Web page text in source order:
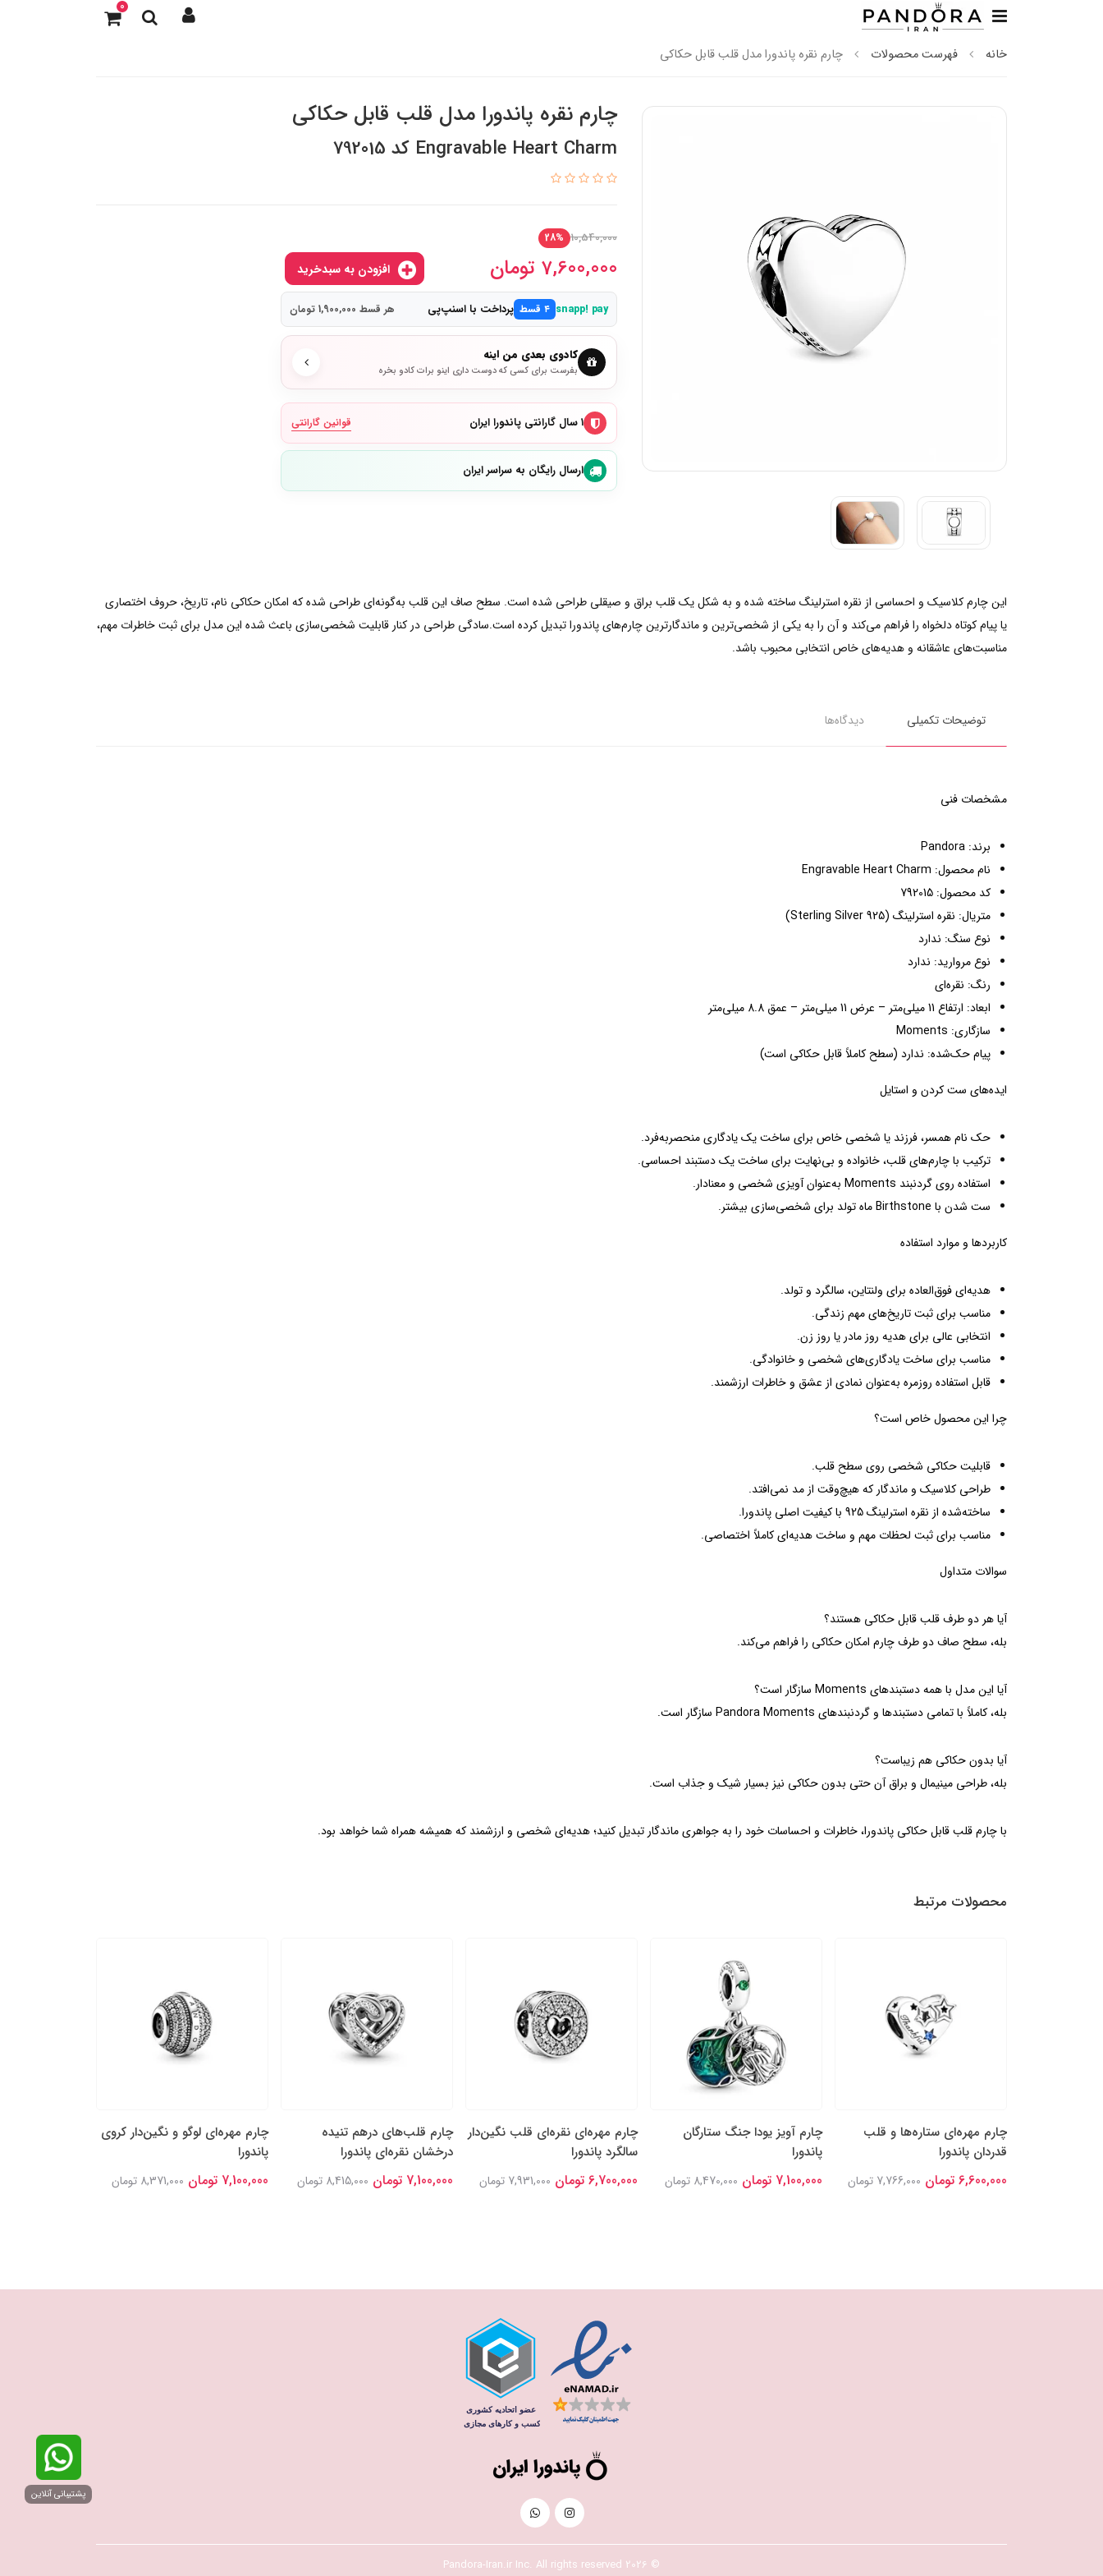
0
خانه فهرست محصولات چارم نقره پاندورا مدل قلب قابل حکاکی
چارم نقره پاندورا مدل قلب قابل حکاکی
Engravable Heart Charm کد 792015
10,540,000
28%
7,600,000 تومان
snapp! pay ۴ قسط پرداخت با اسنپ‌پی هر قسط 1,900,000 تومان
کادوی بعدی من اینه
بفرست برای کسی که دوست داری اینو برات کادو بخره
۱ سال گارانتی پاندورا ایران قوانین گارانتی
ارسال رایگان به سراسر ایران
این چارم کلاسیک و احساسی از نقره استرلینگ ساخته شده و به شکل یک قلب براق و صیقلی طراحی شده است. سطح صاف این قلب به‌گونه‌ای طراحی شده که امکان حکاکی نام، تاریخ، حروف اختصاری
یا پیام کوتاه دلخواه را فراهم می‌کند و آن را به یکی از شخصی‌ترین و ماندگارترین چارم‌های پاندورا تبدیل کرده است.سادگی طراحی در کنار قابلیت شخصی‌سازی باعث شده این مدل برای ثبت خاطرات مهم،
مناسبت‌های عاشقانه و هدیه‌های خاص انتخابی محبوب باشد.
توضیحات تکمیلی دیدگاه‌ها
مشخصات فنی
برند: Pandora
نام محصول: Engravable Heart Charm
کد محصول: 792015
متریال: نقره استرلینگ (Sterling Silver 925)
نوع سنگ: ندارد
نوع مروارید: ندارد
رنگ: نقره‌ای
ابعاد: ارتفاع 11 میلی‌متر – عرض 11 میلی‌متر – عمق 8.8 میلی‌متر
سازگاری: Moments
پیام حک‌شده: ندارد (سطح کاملاً قابل حکاکی است)
ایده‌های ست کردن و استایل
حک نام همسر، فرزند یا شخصی خاص برای ساخت یک یادگاری منحصر‌به‌فرد.
ترکیب با چارم‌های قلب، خانواده و بی‌نهایت برای ساخت یک دستبند احساسی.
استفاده روی گردنبند Moments به‌عنوان آویزی شخصی و معنادار.
ست شدن با Birthstone ماه تولد برای شخصی‌سازی بیشتر.
کاربردها و موارد استفاده
هدیه‌ای فوق‌العاده برای ولنتاین، سالگرد و تولد.
مناسب برای ثبت تاریخ‌های مهم زندگی.
انتخابی عالی برای هدیه روز مادر یا روز زن.
مناسب برای ساخت یادگاری‌های شخصی و خانوادگی.
قابل استفاده روزمره به‌عنوان نمادی از عشق و خاطرات ارزشمند.
چرا این محصول خاص است؟
قابلیت حکاکی شخصی روی سطح قلب.
طراحی کلاسیک و ماندگار که هیچ‌وقت از مد نمی‌افتد.
ساخته‌شده از نقره استرلینگ 925 با کیفیت اصلی پاندورا.
مناسب برای ثبت لحظات مهم و ساخت هدیه‌ای کاملاً اختصاصی.
سوالات متداول
آیا هر دو طرف قلب قابل حکاکی هستند؟
بله، سطح صاف دو طرف چارم امکان حکاکی را فراهم می‌کند.
آیا این مدل با همه دستبندهای Moments سازگار است؟
بله، کاملاً با تمامی دستبندها و گردنبندهای Pandora Moments سازگار است.
آیا بدون حکاکی هم زیباست؟
بله، طراحی مینیمال و براق آن حتی بدون حکاکی نیز بسیار شیک و جذاب است.
با چارم قلب قابل حکاکی پاندورا، خاطرات و احساسات خود را به جواهری ماندگار تبدیل کنید؛ هدیه‌ای شخصی و ارزشمند که همیشه همراه شما خواهد بود.
محصولات مرتبط
چارم مهره‌ای ستاره‌ها و قلب
قدردان پاندورا
6,600,000 تومان 7,766,000 تومان
چارم آویز یودا جنگ ستارگان
پاندورا
7,100,000 تومان 8,470,000 تومان
چارم مهره‌ای نقره‌ای قلب نگین‌دار
سالگرد پاندورا
6,700,000 تومان 7,931,000 تومان
چارم قلب‌های درهم تنیده
درخشان نقره‌ای پاندورا
7,100,000 تومان 8,415,000 تومان
چارم مهره‌ای لوگو و نگین‌دار کروی
پاندورا
7,100,000 تومان 8,371,000 تومان
© 2026 Pandora-Iran.ir Inc. All rights reserved
پشتیبانی آنلاین